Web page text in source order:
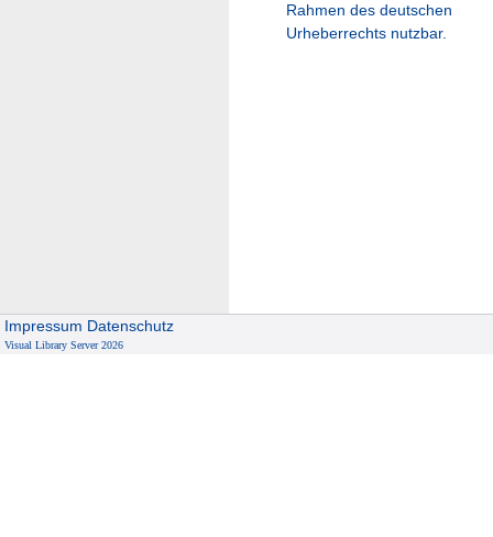
Rahmen des deutschen
Urheberrechts nutzbar.
Impressum Datenschutz
Visual Library Server 2026